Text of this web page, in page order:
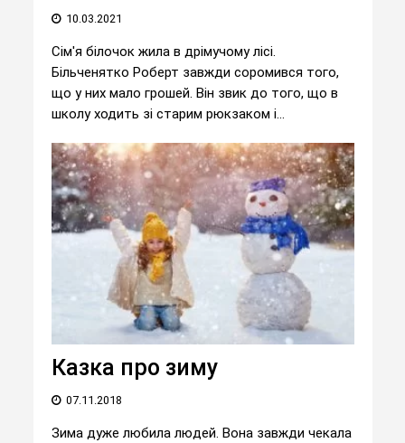
10.03.2021
Сім'я білочок жила в дрімучому лісі.
Більченятко Роберт завжди соромився того,
що у них мало грошей. Він звик до того, що в
школу ходить зі старим рюкзаком і...
Казка про зиму
07.11.2018
Зима дуже любила людей. Вона завжди чекала